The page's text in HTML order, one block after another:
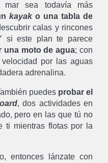
sea todavía más
kayako una tabla de
calas y rincones
si este plan te parece
una moto de agua; con
por las aguas
adrenalina.
puedes probar el
, dos actividades en
pero en las que tú no
ti mientras flotas por la
entonces lánzate con